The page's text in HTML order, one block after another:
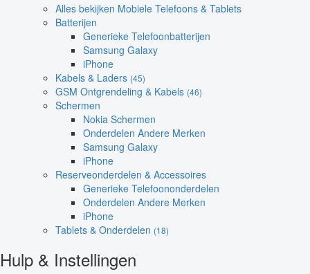
Alles bekijken Mobiele Telefoons & Tablets
Batterijen
Generieke Telefoonbatterijen
Samsung Galaxy
iPhone
Kabels & Laders (45)
GSM Ontgrendeling & Kabels (46)
Schermen
Nokia Schermen
Onderdelen Andere Merken
Samsung Galaxy
iPhone
Reserveonderdelen & Accessoires
Generieke Telefoononderdelen
Onderdelen Andere Merken
iPhone
Tablets & Onderdelen (18)
Hulp & Instellingen